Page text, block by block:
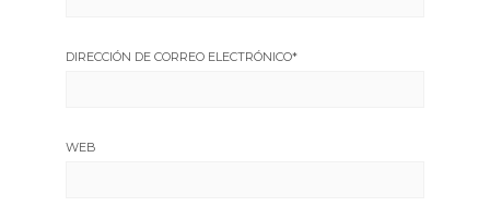
DIRECCIÓN DE CORREO ELECTRÓNICO*
WEB